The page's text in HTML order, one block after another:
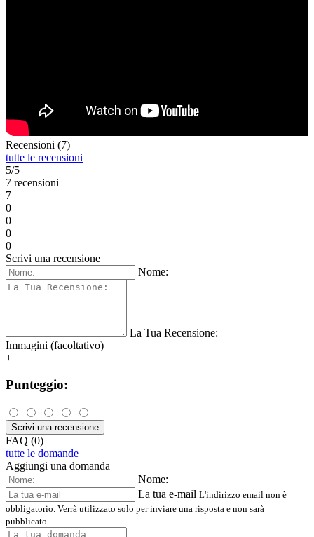
Recensioni (7)
tutte le recensioni
5/5
7 recensioni
7
0
0
0
0
Scrivi una recensione
Nome:
La Tua Recensione:
Immagini (facoltativo)
+
Punteggio:
Scrivi una recensione
FAQ (0)
tutte le domande
Aggiungi una domanda
Nome:
La tua e-mail L'indirizzo email non è
obbligatorio. Verrà utilizzato solo per inviare una risposta e non sarà
pubblicato.